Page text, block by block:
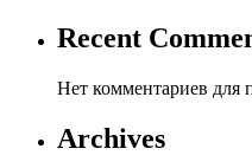
Recent
Нет комментариев для
Archives